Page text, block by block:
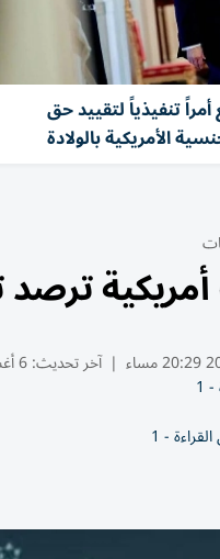
تنفيذياً لتقييد حق
الأمريكية بالولادة
| آخر تحديث:6 أغسطس 20:32 2026
1
- 1